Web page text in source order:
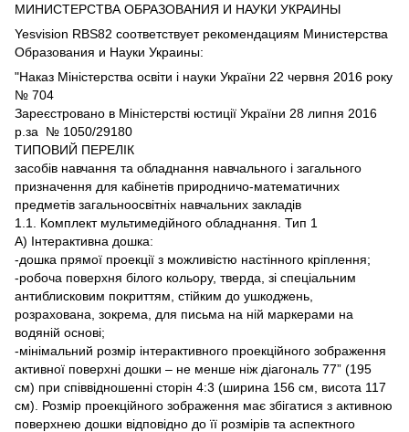
МИНИСТЕРСТВА ОБРАЗОВАНИЯ И НАУКИ УКРАИНЫ
Yesvision RBS82 соответствует рекомендациям Министерства
Образования и Науки Украины:
"Наказ Міністерства освіти і науки України 22 червня 2016 року
№ 704
Зареєстровано в Міністерстві юстиції України 28 липня 2016
р.за № 1050/29180
ТИПОВИЙ ПЕРЕЛІК
засобів навчання та обладнання навчального і загального
призначення для кабінетів природничо-математичних
предметів загальноосвітніх навчальних закладів
1.1. Комплект мультимедійного обладнання. Тип 1
А) Інтерактивна дошка:
-дошка прямої проекції з можливістю настінного кріплення;
-робоча поверхня білого кольору, тверда, зі спеціальним
антиблисковим покриттям, стійким до ушкоджень,
розрахована, зокрема, для письма на ній маркерами на
водяній основі;
-мінімальний розмір інтерактивного проекційного зображення
активної поверхні дошки – не менше ніж діагональ 77” (195
см) при співвідношенні сторін 4:3 (ширина 156 см, висота 117
см). Розмір проекційного зображення має збігатися з активною
поверхнею дошки відповідно до її розмірів та аспектного